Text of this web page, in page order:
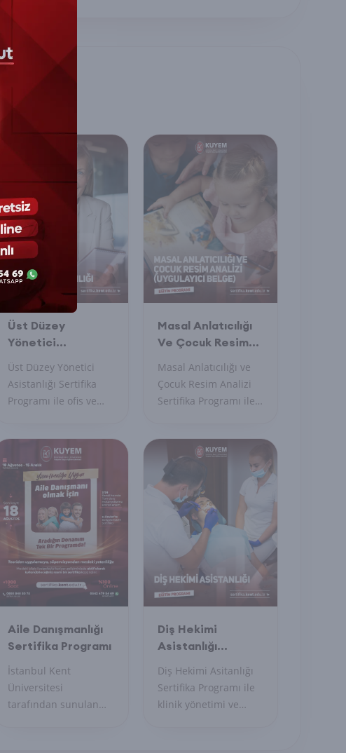
Üst Düzey
Yönetici
Sertifika Programı
Üst Düzey Yönetici
Asistanlığı Sertifika
Programı ile ofis ve
profesyonel iletişim
becerilerinizi
geliştirin.
Masal Anlatıcılığı
Ve Çocuk Resim
Belge) Sertifika
Programı
Masal Anlatıcılığı ve
Çocuk Resim Analizi
Sertifika Programı ile
teknikleri öğrenin,
uygulayıcı belge alın.
Aile Danışmanlığı
Sertifika Programı
İstanbul Kent
Üniversitesi
tarafından sunulan
Diş Hekimi
Asistanlığı
Diş Hekimi Asitanlığı
Sertifika Programı ile
klinik yönetimi ve